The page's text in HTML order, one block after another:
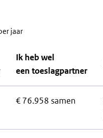
jaar
Ik heb wel
een toeslagpartner
€ 76.958 samen